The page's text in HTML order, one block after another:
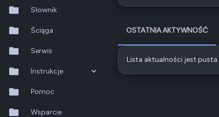
Nowe zasoby
Ostatnia aktywność
Słownik
Ściąga
Serwis
Instrukcje
QTS 5.2.x
QuTS hero h6.0.x
Pomoc
Wsparcie
OSTATNIA AKTYWNOŚĆ
Lista aktualności jest pusta.